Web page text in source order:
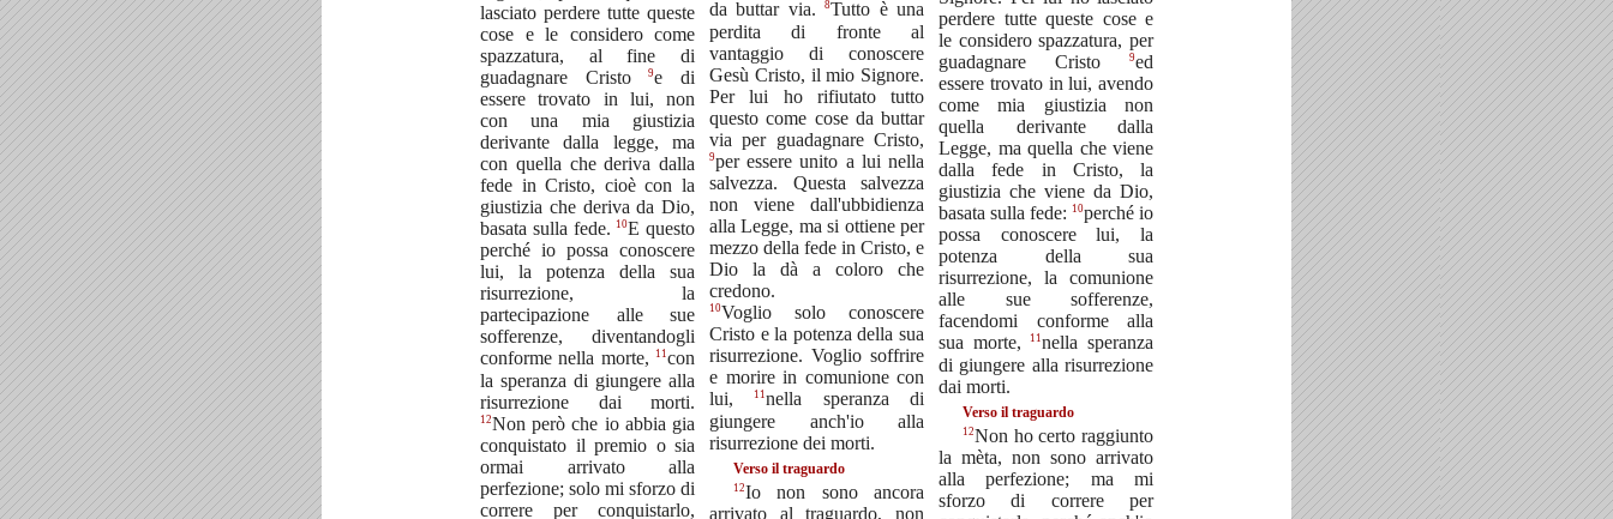
lasciato perdere tutte queste
cose e le considero come
spazzatura, al fine di
guadagnare Cristo9e di
essere trovato in lui, non
con una mia giustizia
derivante dalla legge, ma
con quella che deriva dalla
fede in Cristo, cioè con la
giustizia che deriva da Dio,
basata sulla fede. 10E questo
perché io possa conoscere
lui, la potenza della sua
risurrezione, la
partecipazione alle sue
sofferenze, diventandogli
conforme nella morte,
11con
la speranza di giungere alla
risurrezione dai morti.
12Non però che io abbia gia
conquistato il premio o sia
ormai arrivato alla
perfezione; solo mi sforzo di
correre per conquistarlo,
da buttar via.8Tutto è una
perdita di fronte al
vantaggio di conoscere
Gesù Cristo, il mio Signore.
Per lui ho rifiutato tutto
questo come cose da buttar
via per guadagnare Cristo,
9per essere unito a lui nella
salvezza. Questa salvezza
non viene dall'ubbidienza
alla Legge, ma si ottiene per
mezzo della fede in Cristo, e
Dio la dà a coloro che
credono.
10Voglio solo conoscere
Cristo e la potenza della sua
risurrezione. Voglio soffrire
e morire in comunione con
lui,
11nella speranza di
giungere anch'io alla
risurrezione dei morti.
Verso il traguardo
12Io non sono ancora
arrivato al traguardo, non
perdere tutte queste cose e
le considero spazzatura, per
guadagnare Cristo
9ed
essere trovato in lui, avendo
come mia giustizia non
quella derivante dalla
Legge, ma quella che viene
dalla fede in Cristo, la
giustizia che viene da Dio,
basata sulla fede: 10perché io
possa conoscere lui, la
potenza della sua
risurrezione, la comunione
alle sue sofferenze,
facendomi conforme alla
sua morte,
11nella speranza
di giungere alla risurrezione
dai morti.
Verso il traguardo
12Non ho certo raggiunto
la mèta, non sono arrivato
alla perfezione; ma mi
sforzo di correre per